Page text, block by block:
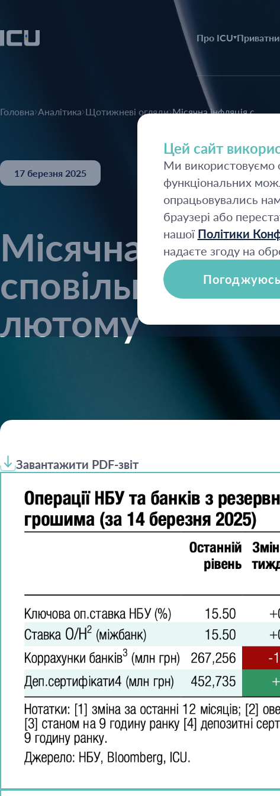
Про ICU
Головна Аналітика Щотижневі огляди Місячна інфляція с...
17 березня 2025
Місячна
сповільнилась у
лютому
Завантажити PDF-звіт
Цей сайт
Ми використовуємо
функціональних
опрацьовувались
браузері або
нашої Політики
надаєте згоду на
Погоджуюсь